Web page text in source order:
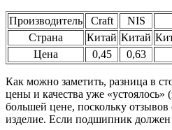
Производитель Craft NIS
Страна
Китай Китай
Цена
0,45 0,63
Как можно заметить, разница в
цены и качества уже
большей цене, поскольку
изделие. Если подшипник